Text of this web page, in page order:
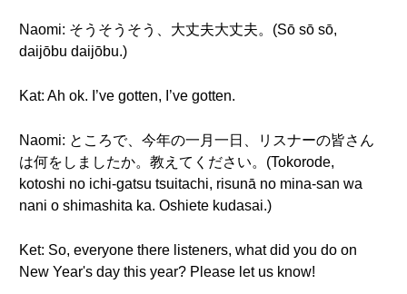
Naomi: そうそうそう、大丈夫大丈夫。(Sō sō sō,
daijōbu daijōbu.)
Kat: Ah ok. I’ve gotten, I’ve gotten.
Naomi: ところで、今年の一月一日、リスナーの皆さん
は何をしましたか。教えてください。(Tokorode,
kotoshi no ichi-gatsu tsuitachi, risunā no mina-san wa
nani o shimashita ka. Oshiete kudasai.)
Ket: So, everyone there listeners, what did you do on
New Year's day this year? Please let us know!